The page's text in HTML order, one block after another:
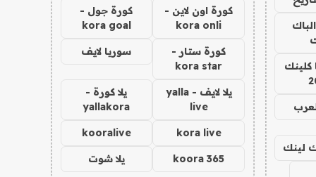
كلينك
لينك
كورة اون لاين -
kora onli
كورة جول -
kora goal
كورة ستار -
kora star
سوريا لايف
يلا لايف - yalla
live
يلا كورة -
yallakora
kora live
kooralive
koora 365 يلا شوت